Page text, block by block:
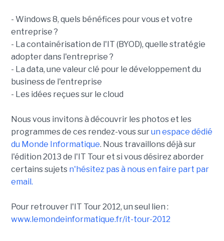
- Windows 8, quels bénéfices pour vous et votre
entreprise ?
- La containérisation de l'IT (BYOD), quelle stratégie
adopter dans l'entreprise ?
- La data, une valeur clé pour le développement du
business de l'entreprise
- Les idées reçues sur le cloud
Nous vous invitons à découvrir les photos et les
programmes de ces rendez-vous surun espace dédié
du Monde Informatique. Nous travaillons déjà sur
l'édition 2013 de l'IT Tour et si vous désirez aborder
certains sujets n'hésitez pas à nous en faire part par
email.
Pour retrouver l'IT Tour 2012, un seul lien :
www.lemondeinformatique.fr/it-tour-2012